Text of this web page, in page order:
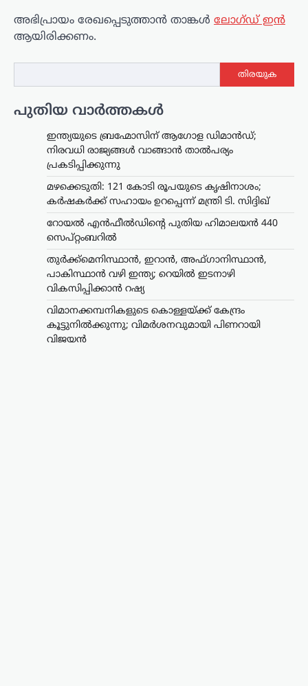
അഭിപ്രായം രേഖപ്പെടുത്താ‍ൻ താങ്കൾ ലോഗ്ഡ് ഇൻ
ആയിരിക്കണം.
തിരയുക
പുതിയ വാർത്തകൾ
ഇന്ത്യയുടെ ബ്രഹ്മോസിന് ആഗോള ഡിമാൻഡ്;
നിരവധി രാജ്യങ്ങൾ വാങ്ങാൻ താൽപര്യം
പ്രകടിപ്പിക്കുന്നു
മഴക്കെടുതി: 121 കോടി രൂപയുടെ കൃഷിനാശം;
കർഷകർക്ക് സഹായം ഉറപ്പെന്ന് മന്ത്രി ടി. സിദ്ദിഖ്
റോയല്‍ എന്‍ഫീല്‍ഡിന്റെ പുതിയ ഹിമാലയന്‍ 440
സെപ്റ്റംബറില്‍
തുർക്ക്മെനിസ്ഥാൻ, ഇറാൻ, അഫ്ഗാനിസ്ഥാൻ,
പാകിസ്ഥാൻ വഴി ഇന്ത്യ; റെയിൽ ഇടനാഴി
വികസിപ്പിക്കാൻ റഷ്യ
വിമാനക്കമ്പനികളുടെ കൊള്ളയ്ക്ക് കേന്ദ്രം
കൂട്ടുനിൽക്കുന്നു; വിമർശനവുമായി പിണറായി
വിജയൻ